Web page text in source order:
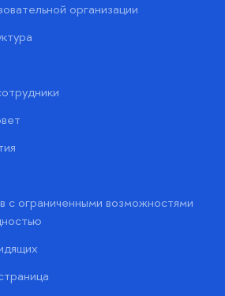
организации
с ограниченными возможностями